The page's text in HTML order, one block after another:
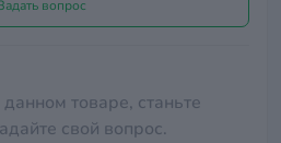
вопрос
товаре, станьте
свой вопрос.